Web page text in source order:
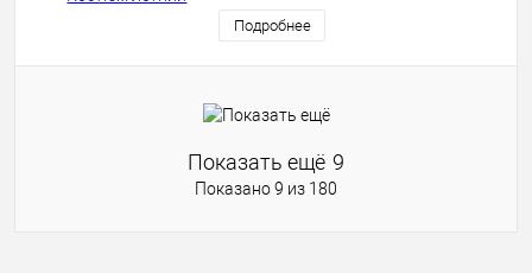
Подробнее
Показать ещё 9
Показано 9 из 180